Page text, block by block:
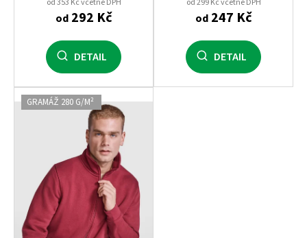
od292 Kč
DETAIL
od247 Kč
DETAIL
GRAMÁŽ 280 G/M²